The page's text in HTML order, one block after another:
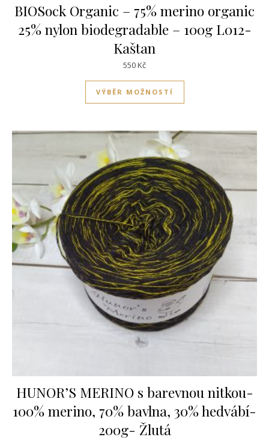
BIOSock Organic – 75% merino organic
25% nylon biodegradable – 100g L012-
Kaštan
550Kč
VÝBĚR MOŽNOSTÍ
HUNOR’S MERINO s barevnou nitkou-
100% merino, 70% bavlna, 30% hedvábí-
200g- Žlutá